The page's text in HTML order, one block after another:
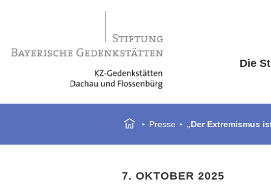
Die
Presse „Der Extremismus
7. OKTOBER 2025